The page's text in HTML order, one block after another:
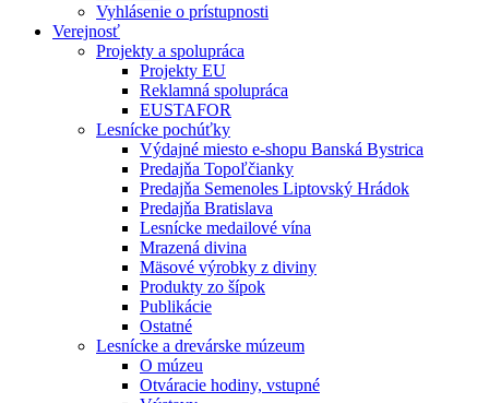
Vyhlásenie o prístupnosti
Verejnosť
Projekty a spolupráca
Projekty EU
Reklamná spolupráca
EUSTAFOR
Lesnícke pochúťky
Výdajné miesto e-shopu Banská Bystrica
Predajňa Topoľčianky
Predajňa Semenoles Liptovský Hrádok
Predajňa Bratislava
Lesnícke medailové vína
Mrazená divina
Mäsové výrobky z diviny
Produkty zo šípok
Publikácie
Ostatné
Lesnícke a drevárske múzeum
O múzeu
Otváracie hodiny, vstupné